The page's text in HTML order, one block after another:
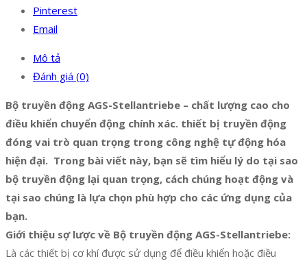
Pinterest
Email
Mô tả
Đánh giá (0)
Bộ truyền động AGS-Stellantriebe – chất lượng cao cho
điều khiển chuyển động chính xác. thiết bị truyền động
đóng vai trò quan trọng trong công nghệ tự động hóa
hiện đại. Trong bài viết này, bạn sẽ tìm hiểu lý do tại sao
bộ truyền động lại quan trọng, cách chúng hoạt động và
tại sao chúng là lựa chọn phù hợp cho các ứng dụng của
bạn.
Giới thiệu sợ lược về Bộ truyền động AGS-Stellantriebe:
Là các thiết bị cơ khí được sử dụng để điều khiển hoặc điều